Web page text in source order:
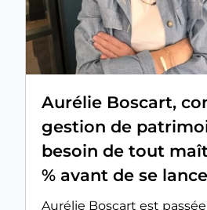
Aurélie Boscart,
gestion de
besoin de tout
% avant de se
Aurélie Boscart est